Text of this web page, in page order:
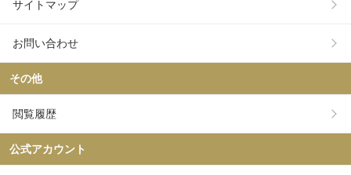
サイトマップ
お問い合わせ
その他
閲覧履歴
公式アカウント